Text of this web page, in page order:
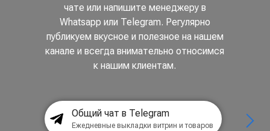
чате или напишите менеджеру в
Whatsapp или Telegram. Регулярно
публикуем вкусное и полезное на нашем
канале и всегда внимательно относимся
к нашим клиентам.
Общий чат в Telegram
Ежедневные выкладки витрин и товаров